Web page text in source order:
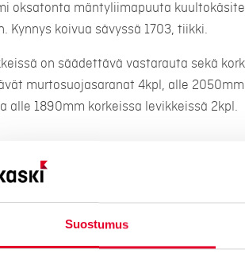
Suostumus
oksatonta mäntyliimapuuta
Kynnys koivua sävyssä 1703, tiikki.
on säädettävä vastarauta sekä
murtosuojasaranat 4kpl, alle
alle 1890mm korkeissa levikkeissä 2kpl.
ja 210mm (automaattisesti viereisen
kuultokäsiteltynä.